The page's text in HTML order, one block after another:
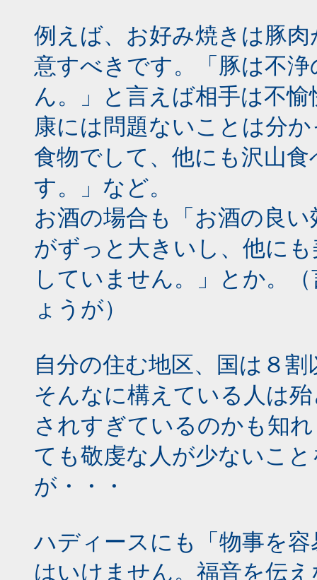
例えば、お好み焼きは豚
意すべきです。「豚は不
ん。」と言えば相手は不
康には問題ないことは分
食物でして、他にも沢山
す。」など。
お酒の場合も「お酒の良
がずっと大きいし、他に
していません。」とか。
ょうが）
自分の住む地区、国は８
そんなに構えている人は
されすぎているのかも知
ても敬虔な人が少ないこ
が・・・
ハディースにも「物事を
はいけません。福音を伝